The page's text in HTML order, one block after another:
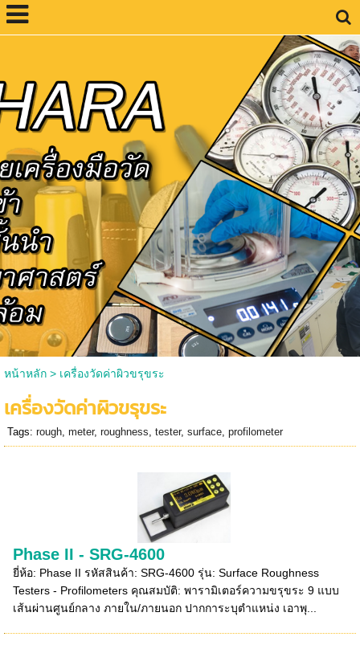
หน้าหลัก> เครื่องวัดค่าผิวขรุขระ
เครื่องวัดค่าผิวขรุขระ
Tags: rough, meter, roughness, tester, surface, profilometer
Phase II - SRG-4600
ยี่ห้อ: Phase II รหัสสินค้า: SRG-4600 รุ่น: Surface Roughness
Testers - Profilometers คุณสมบัติ: พารามิเตอร์ความขรุขระ 9 แบบ
เส้นผ่านศูนย์กลาง ภายใน/ภายนอก ปากการะบุตำแหน่ง เอาพุ...